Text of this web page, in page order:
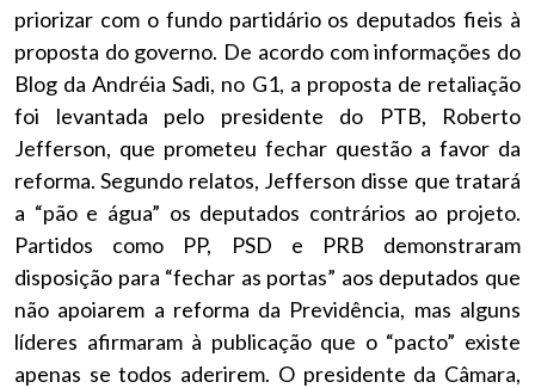
priorizar com o fundo partidário os deputados fieis à
proposta do governo. De acordo com informações do
Blog da Andréia Sadi, no G1, a proposta de retaliação
foi levantada pelo presidente do PTB, Roberto
Jefferson, que prometeu fechar questão a favor da
reforma. Segundo relatos, Jefferson disse que tratará
a “pão e água” os deputados contrários ao projeto.
Partidos como PP, PSD e PRB demonstraram
disposição para “fechar as portas” aos deputados que
não apoiarem a reforma da Previdência, mas alguns
líderes afirmaram à publicação que o “pacto” existe
apenas se todos aderirem. O presidente da Câmara,